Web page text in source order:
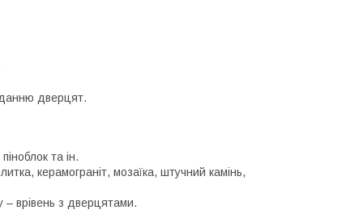
дверцят.
та ін.
керамограніт, мозаїка, штучний камінь,
– врівень з дверцятами.